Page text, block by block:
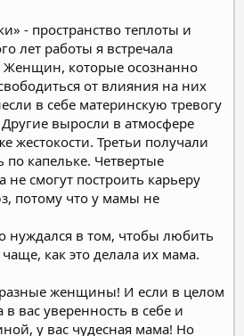
- пространство теплоты и
лет работы я встречала
Женщин, которые осознанно
от влияния на них
в себе материнскую тревогу
выросли в атмосфере
жестокости. Третьи получали
капельке. Четвертые
не смогут построить карьеру
потому что у мамы не
нуждался в том, чтобы любить
как это делала их мама.
женщины! И если в целом
вас уверенность в себе и
у вас чудесная мама! Но